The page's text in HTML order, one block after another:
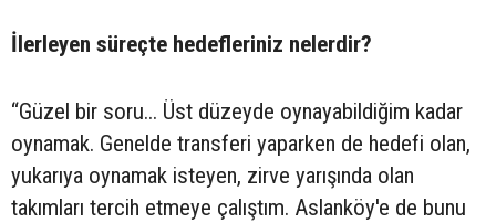
İlerleyen süreçte hedefleriniz nelerdir?
“Güzel bir soru... Üst düzeyde oynayabildiğim kadar
oynamak. Genelde transferi yaparken de hedefi olan,
yukarıya oynamak isteyen, zirve yarışında olan
takımları tercih etmeye çalıştım. Aslanköy'e de bunu